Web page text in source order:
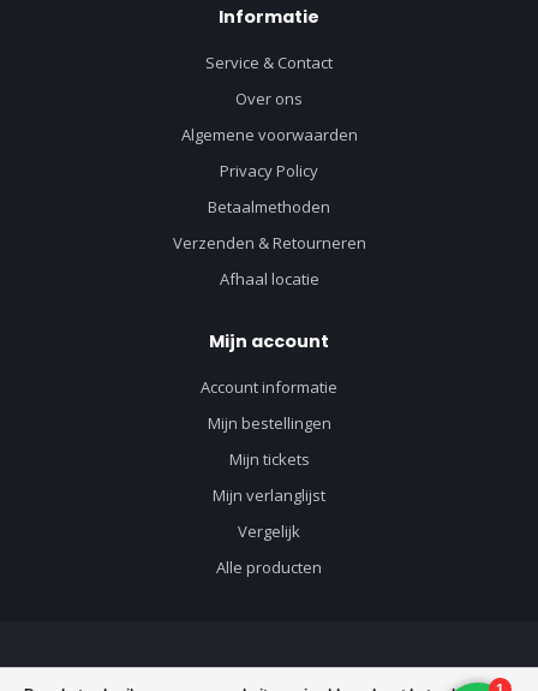
Informatie
Service & Contact
Over ons
Algemene voorwaarden
Privacy Policy
Betaalmethoden
Verzenden & Retourneren
Afhaal locatie
Mijn account
Account informatie
Mijn bestellingen
Mijn tickets
Mijn verlanglijst
Vergelijk
Alle producten